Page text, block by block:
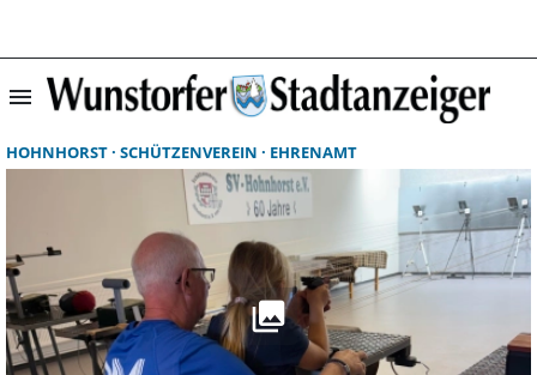
menu
HOHNHORST SCHÜTZENVEREIN EHRENAMT